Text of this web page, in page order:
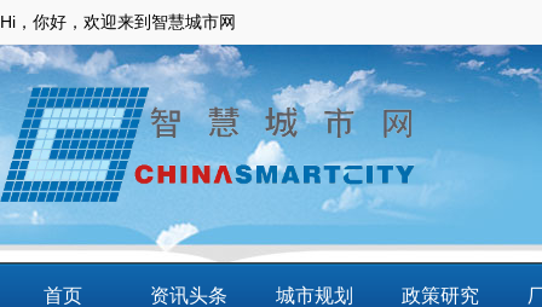
Hi，你好，欢迎来到智慧城市网
首页 资讯头条 城市规划 政策研究